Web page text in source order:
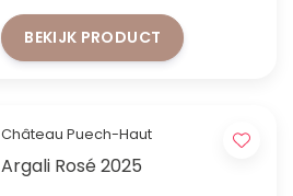
traditionele terracotta amforen!
BEKIJK PRODUCT
Château Puech-Haut
Argali Rosé 2025